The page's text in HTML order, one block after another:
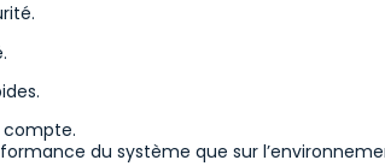
compte.
du système que sur